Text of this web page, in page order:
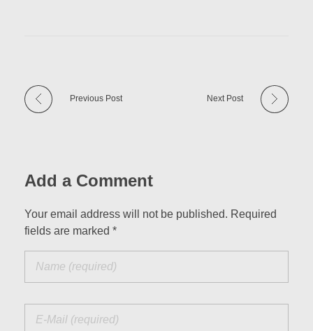
Previous Post Next Post
Add a Comment
Your email address will not be published. Required
fields are marked *